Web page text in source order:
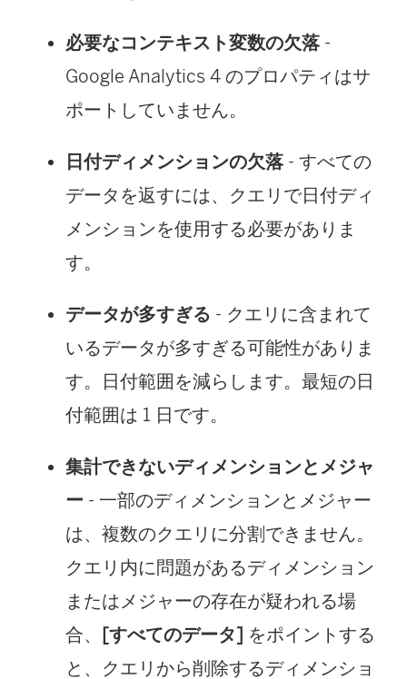
必要なコンテキスト変数の欠落 -
Google Analytics 4 のプロパティはサ
ポートしていません。
日付ディメンションの欠落 - すべての
データを返すには、クエリで日付ディ
メンションを使用する必要がありま
す。
データが多すぎる - クエリに含まれて
いるデータが多すぎる可能性がありま
す。日付範囲を減らします。最短の日
付範囲は 1 日です。
集計できないディメンションとメジャ
ー - 一部のディメンションとメジャー
は、複数のクエリに分割できません。
クエリ内に問題があるディメンション
またはメジャーの存在が疑われる場
合、
[すべてのデータ] をポイントする
と、クエリから削除するディメンショ